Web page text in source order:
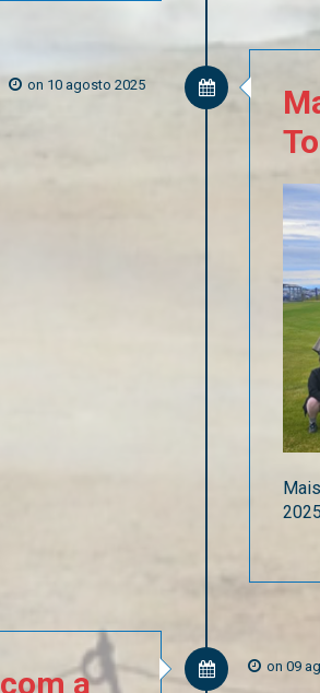
on 10 agosto 2025
2025
com a on 09